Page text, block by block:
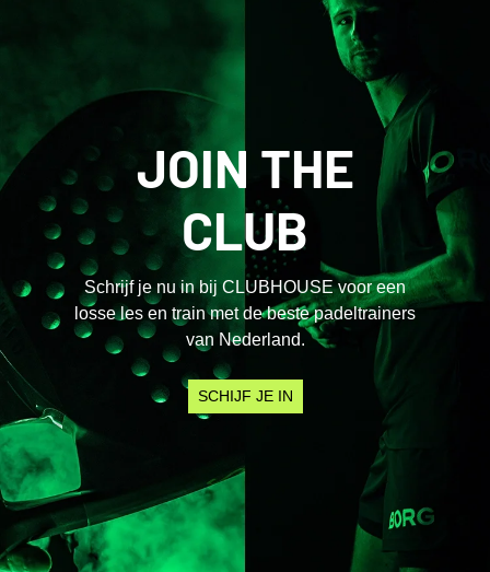
JOIN THE
CLUB
Schrijf je nu in bij CLUBHOUSE voor een
losse les en train met de beste padeltrainers
van Nederland.
SCHIJF JE IN